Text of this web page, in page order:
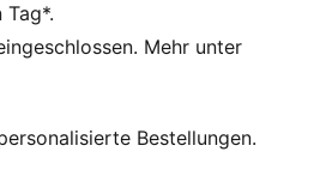
20 % recycelten
zum Reinschlüpfen,
Tag*.
Mehr unter
Bestellungen.